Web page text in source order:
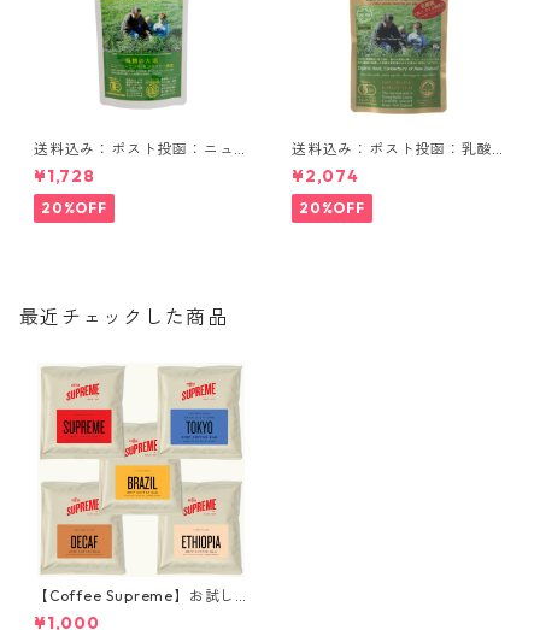
送料込み：ポスト投函：ニュ
ージーランドの大麦若葉 90g
¥1,728
20%OFF
送料込み：ポスト投函：乳酸
菌入りニュージーランドの大
麦若葉 90g
¥2,074
20%OFF
最近チェックした商品
【Coffee Supreme】お試し
セット・コーヒードリップバ
¥1,000